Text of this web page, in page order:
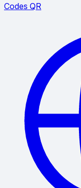
Codes QR